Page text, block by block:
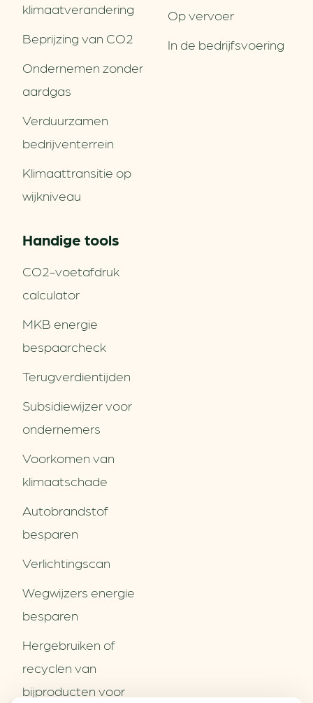
Partners
Contact
klimaatverandering
Beprijzing van CO2
Ondernemen zonder
aardgas
Verduurzamen
bedrijventerrein
Klimaattransitie op
wijkniveau
Op vervoer
In de bedrijfsvoering
Handige tools
CO2-voetafdruk
calculator
MKB energie
bespaarcheck
Terugverdien­tijden
Subsidiewijzer voor
ondernemers
Voorkomen van
klimaatschade
Autobrandstof
besparen
Verlichtingscan
Wegwijzers energie
besparen
Hergebruiken of
recyclen van
bijproducten voor